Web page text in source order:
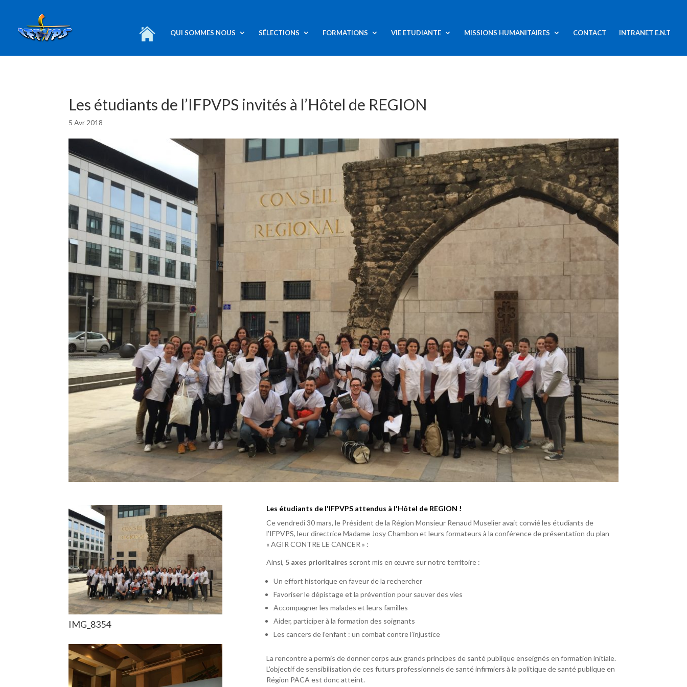
QUI SOMMES NOUS SÉLECTIONS FORMATIONS VIE ETUDIANTE MISSIONS HUMANITAIRES CONTACT INTRANET E.N.T
Les étudiants de l’IFPVPS invités à l’Hôtel de REGION
5 Avr 2018
IMG_8354
Les étudiants de l'IFPVPS attendus à l'Hôtel de REGION !
Ce vendredi 30 mars, le Président de la Région Monsieur Renaud Muselier avait convié les étudiants de
l’IFPVPS, leur directrice Madame Josy Chambon et leurs formateurs à la conférence de présentation du plan
« AGIR CONTRE LE CANCER » :
Ainsi, 5 axes prioritaires seront mis en œuvre sur notre territoire :
Un effort historique en faveur de la rechercher
Favoriser le dépistage et la prévention pour sauver des vies
Accompagner les malades et leurs familles
Aider, participer à la formation des soignants
Les cancers de l’enfant : un combat contre l’injustice
La rencontre a permis de donner corps aux grands principes de santé publique enseignés en formation initiale.
L’objectif de sensibilisation de ces futurs professionnels de santé infirmiers à la politique de santé publique en
Région PACA est donc atteint.